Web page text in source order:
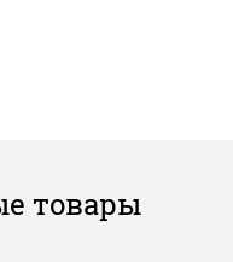
товары